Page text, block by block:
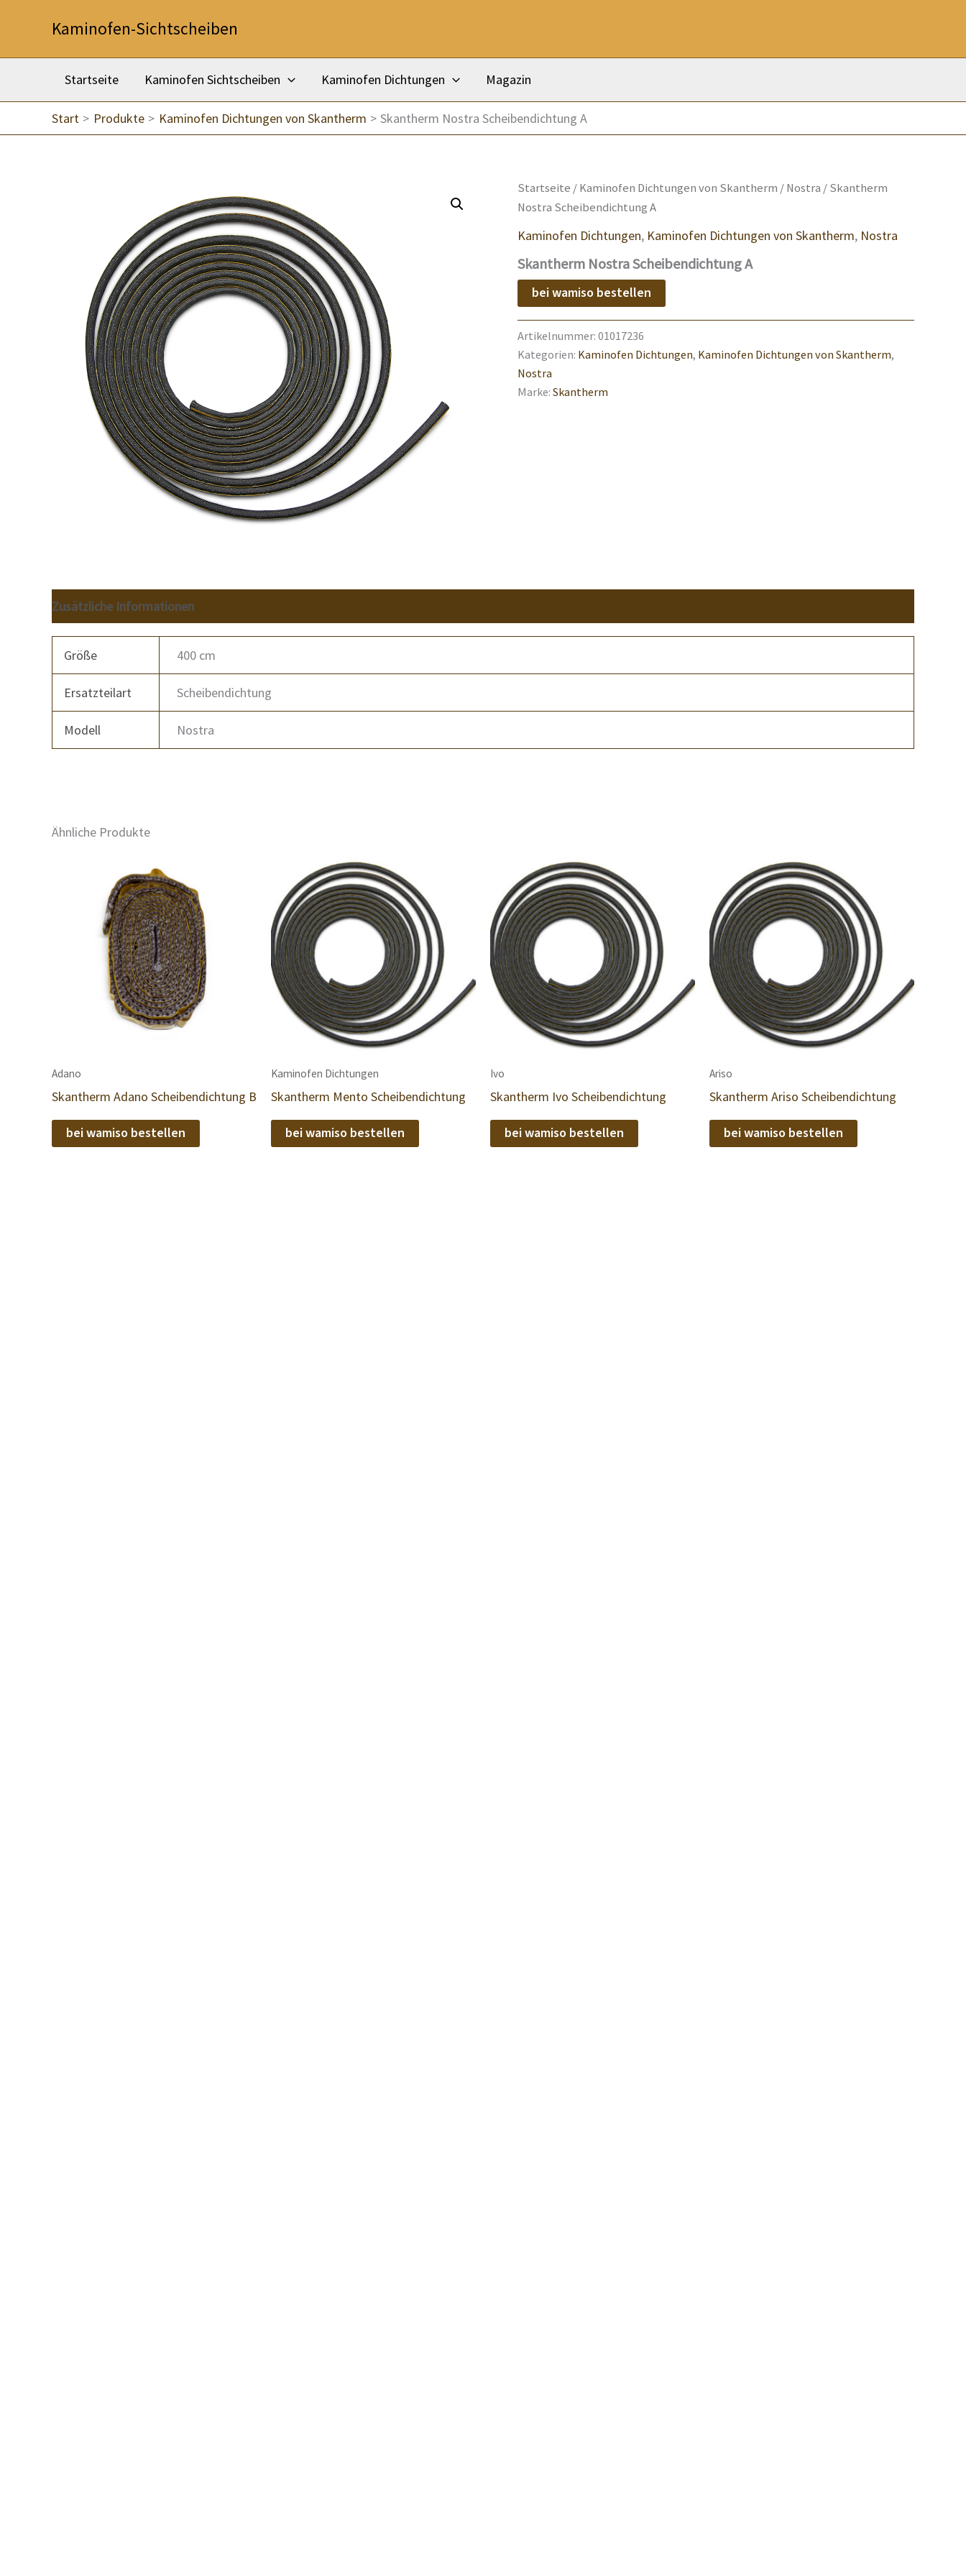
Kaminofen-Sichtscheiben
Startseite Kaminofen Sichtscheiben Kaminofen Dichtungen Magazin
Start Produkte Kaminofen Dichtungen von Skantherm Skantherm Nostra Scheibendichtung A
Startseite /Kaminofen Dichtungen von Skantherm /Nostra / Skantherm
Nostra Scheibendichtung A
Kaminofen Dichtungen, Kaminofen Dichtungen von Skantherm, Nostra
Skantherm Nostra Scheibendichtung A
bei wamiso bestellen
Artikelnummer: 01017236
Kategorien: Kaminofen Dichtungen, Kaminofen Dichtungen von Skantherm,
Nostra
Marke: Skantherm
Zusätzliche Informationen
Größe 400 cm
Ersatzteilart Scheibendichtung
Modell Nostra
Ähnliche Produkte
Adano
Skantherm Adano Scheibendichtung B
bei wamiso bestellen
Kaminofen Dichtungen
Skantherm Mento Scheibendichtung
bei wamiso bestellen
Ivo
Skantherm Ivo Scheibendichtung
bei wamiso bestellen
Ariso
Skantherm Ariso Scheibendichtung
bei wamiso bestellen